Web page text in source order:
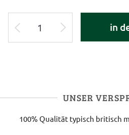
in
UNSER
100% Qualität typisch britisch